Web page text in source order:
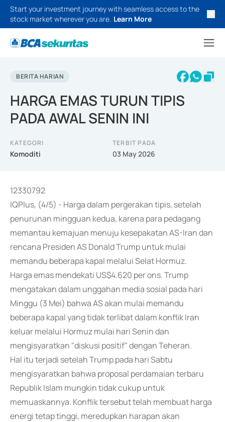
Start your investment journey with seamless access to the
stock market wherever you are. Learn More
BERITA HARIAN
HARGA EMAS TURUN TIPIS
PADA AWAL SENIN INI
KATEGORI
Komoditi
TERBIT PADA
03 May 2026
12330792
IQPlus, (4/5) - Harga dalam pergerakan tipis, setelah
penurunan mingguan kedua, karena para pedagang
memantau kemajuan menuju kesepakatan AS-Iran dan
rencana Presiden AS Donald Trump untuk mulai
memandu beberapa kapal melalui Selat Hormuz.
Harga emas mendekati US$4.620 per ons. Trump
mengatakan dalam unggahan media sosial pada hari
Minggu (3 Mei) bahwa AS akan mulai memandu
beberapa kapal yang tidak terlibat dalam konflik Iran
keluar melalui Hormuz mulai hari Senin dan
mengisyaratkan "diskusi positif" dengan Teheran.
Hal itu terjadi setelah Trump pada hari Sabtu
mengisyaratkan bahwa proposal perdamaian terbaru
Republik Islam mungkin tidak cukup untuk
memuaskannya. Konflik tersebut telah membuat harga
energi tetap tinggi, meredupkan harapan akan